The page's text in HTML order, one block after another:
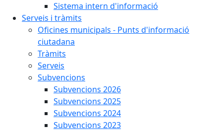
Sistema intern d'informació
Serveis i tràmits
Oficines municipals - Punts d'informació
ciutadana
Tràmits
Serveis
Subvencions
Subvencions 2026
Subvencions 2025
Subvencions 2024
Subvencions 2023